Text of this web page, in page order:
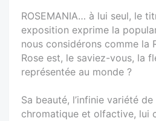
ROSEMANIA… à lui seul, le
exposition exprime la
nous considérons comme la
Rose est, le saviez-vous, la
représentée au monde ?
Sa beauté, l’infinie variété
chromatique et olfactive, lui